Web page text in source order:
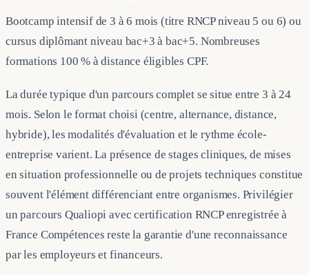
Bootcamp intensif de 3 à 6 mois (titre RNCP niveau 5 ou 6) ou
cursus diplômant niveau bac+3 à bac+5. Nombreuses
formations 100 % à distance éligibles CPF.
La durée typique d'un parcours complet se situe entre 3 à 24
mois. Selon le format choisi (centre, alternance, distance,
hybride), les modalités d'évaluation et le rythme école-
entreprise varient. La présence de stages cliniques, de mises
en situation professionnelle ou de projets techniques constitue
souvent l'élément différenciant entre organismes. Privilégier
un parcours Qualiopi avec certification RNCP enregistrée à
France Compétences reste la garantie d'une reconnaissance
par les employeurs et financeurs.